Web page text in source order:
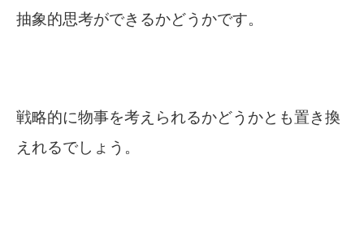
抽象的思考ができるかどうかです。
戦略的に物事を考えられるかどうかとも置き換
えれるでしょう。